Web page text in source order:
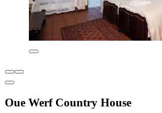
Oue Werf Country House